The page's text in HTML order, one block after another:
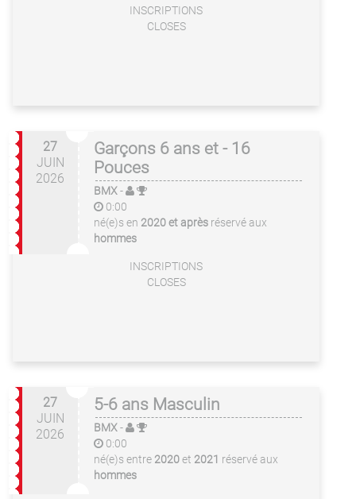
INSCRIPTIONS
CLOSES
27
JUIN
2026
Garçons 6 ans et - 16
Pouces
BMX-
0:00
né(e)s en 2020 et après réservé aux
hommes
INSCRIPTIONS
CLOSES
27
JUIN
2026
5-6 ans Masculin
BMX-
0:00
né(e)s entre 2020et 2021 réservé aux
hommes